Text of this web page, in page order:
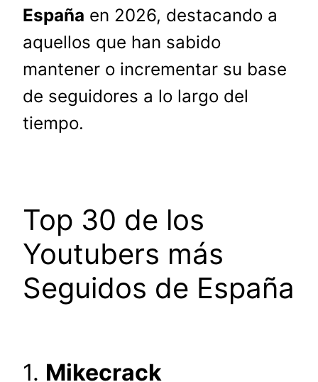
España en 2026, destacando a
aquellos que han sabido
mantener o incrementar su base
de seguidores a lo largo del
tiempo.
Top 30 de los
Youtubers más
Seguidos de España
1. Mikecrack